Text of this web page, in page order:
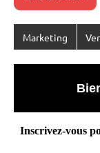
Marketing
Inscrivez-vous